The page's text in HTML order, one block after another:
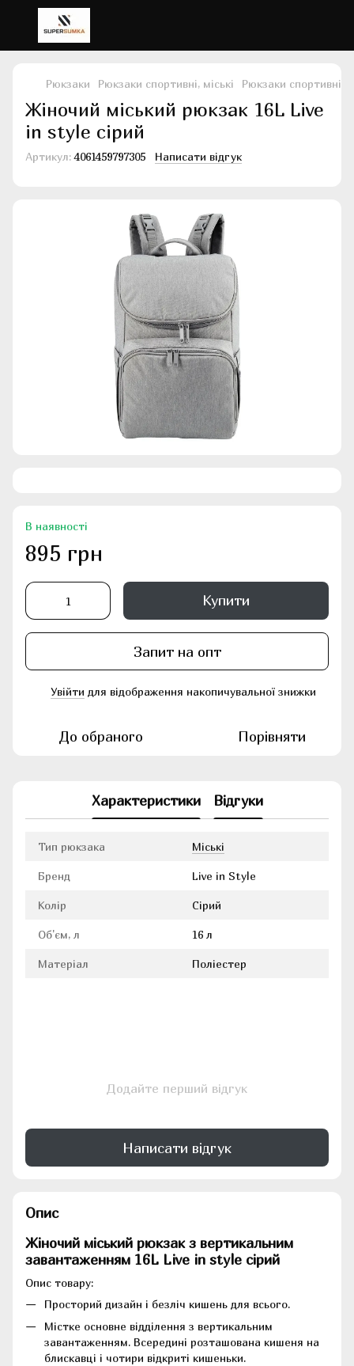
Рюкзаки Рюкзаки спортивні, міські Рюкзаки спортивні,
Жіночий міський рюкзак 16L Live
in style сірий
Артикул:4061459797305 Написати відгук
В наявності
895 грн
Купити
Запит на опт
Увійти для відображення накопичувальної знижки
До обраного Порівняти
Характеристики Відгуки
Тип рюкзака Міські
Бренд Live in Style
Колір Сірий
Об'єм, л 16 л
Матеріал Поліестер
Додайте перший відгук
Написати відгук
Опис
Жіночий міський рюкзак з вертикальним
завантаженням 16L Live in style сірий
Опис товару:
Просторий дизайн і безліч кишень для всього.
Містке основне відділення з вертикальним
завантаженням. Всередині розташована кишеня на
блискавці і чотири відкриті кишеньки.